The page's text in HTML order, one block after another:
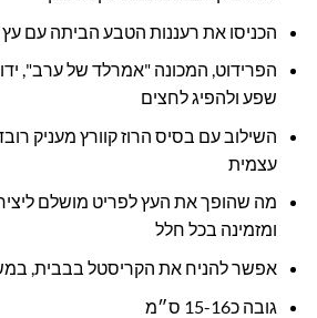
הכניסו את רעננות הטבע הביתה עם עץ
הפרידוט, המכונה "אמרלד של ערב",
שפע ולהפיג לחצים
השילוב עם בסיס הרוז קוורץ מעניק
עצמית
מה שהופך את העץ לפריט מושלם
ומזמינה בכל חלל
אפשר להניח את הקריסטל בבבית,
גובה כ15-16 ס״מ